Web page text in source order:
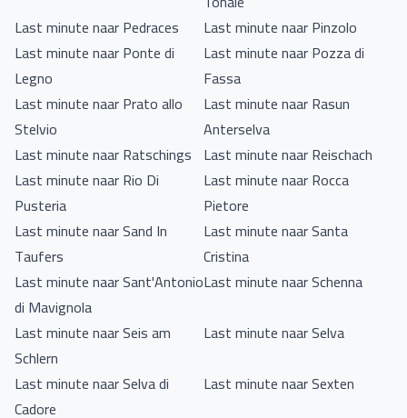
Last minute naar Pedraces
Last minute naar Pinzolo
Last minute naar Ponte di
Legno
Last minute naar Pozza di
Fassa
Last minute naar Prato allo
Stelvio
Last minute naar Rasun
Anterselva
Last minute naar Ratschings Last minute naar Reischach
Last minute naar Rio Di
Pusteria
Last minute naar Rocca
Pietore
Last minute naar Sand In
Taufers
Last minute naar Santa
Cristina
Last minute naar Sant'Antonio
di Mavignola
Last minute naar Schenna
Last minute naar Seis am
Schlern
Last minute naar Selva
Last minute naar Selva di
Cadore
Last minute naar Sexten